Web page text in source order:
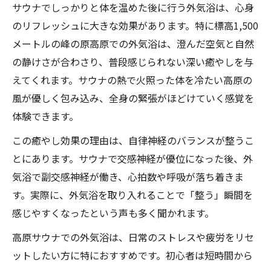
サウナでしっかりと体を温めた後に行う外気浴は、心身
のリフレッシュに大きな効果があります。特に標高1,500
メートルの峰の原高原での外気浴は、澄んだ空気と自然
の静けさが合わさり、普段感じられない深い癒やしを与
えてくれます。サウナの熱で火照った体を冷たい高原の
風が優しく包み込み、全身の緊張がほどけていく感覚を
体験できます。
この癒やし効果の理由は、自律神経のバランスが整うこ
とにあります。サウナで交感神経が優位になった後、外
気浴で副交感神経が働き、心拍数や呼吸が落ち着きま
す。実際に、外気浴を取り入れることで「整う」瞬間を
感じやすくなったという声も多く聞かれます。
高原サウナでの外気浴は、日常のストレスや疲労をリセ
ットしたい方に特におすすめです。初心者は短時間から